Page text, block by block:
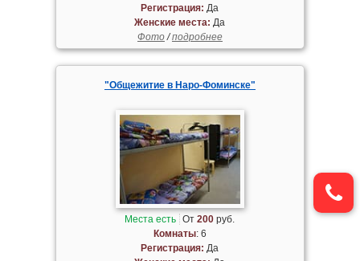
Регистрация: Да
Женские места: Да
Фото/подробнее
"Общежитие в Наро-Фоминске"
Места есть От200 руб.
Комнаты: 6
Регистрация: Да